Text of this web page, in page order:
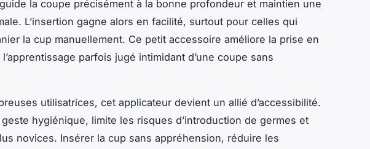
guide la coupe précisément à la bonne profondeur et maintien une
L’insertion gagne alors en facilité, surtout pour celles qui
la cup manuellement. Ce petit accessoire améliore la prise en
parfois jugé intimidant d’une coupe sans
utilisatrices, cet applicateur devient un allié d’accessibilité.
hygiénique, limite les risques d’introduction de germes et
novices. Insérer la cup sans appréhension, réduire les